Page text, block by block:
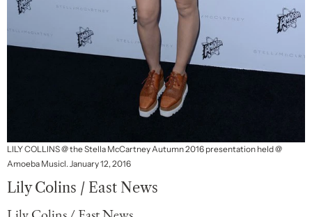
LILY COLLINS @ the Stella McCartney Autumn 2016 presentation held @
Amoeba Musicl. January 12, 2016
Lily Colins / East News